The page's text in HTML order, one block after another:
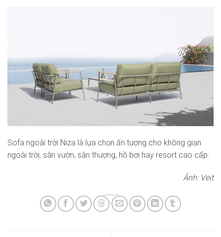
Sofa ngoài trời Niza là lựa chọn ấn tượng cho không gian
ngoài trời, sân vườn, sân thượng, hồ bơi hay resort cao cấp.
Ảnh: Veit